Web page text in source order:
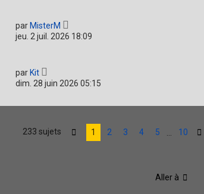
parMisterM
jeu. 2 juil. 2026 18:09
par Kit
dim. 28 juin 2026 05:15
233 sujets Page sur 10
1 2 3 4 5 10
Aller à